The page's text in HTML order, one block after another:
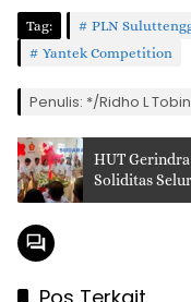
Tag: PLN
Yantek Competition
Penulis: */Ridho L
HUT Gerindra
Soliditas